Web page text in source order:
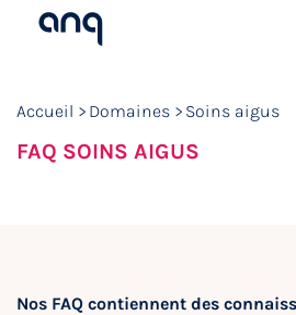
Accueil Domaines Soins aigus
FAQ SOINS AIGUS
Nos FAQ contiennent des